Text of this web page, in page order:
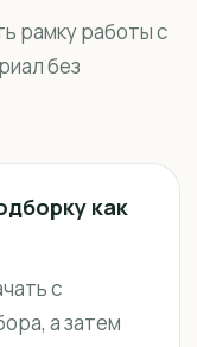
рамку работы с
без
как
с
а затем